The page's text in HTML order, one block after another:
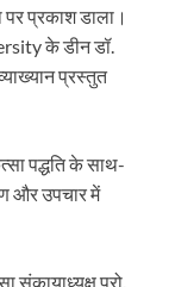
पर प्रकाश डाला।
के डीन डॉ.
प्रस्तुत
पद्धति के साथ-
और उपचार में
संकायाध्यक्ष प्रो.